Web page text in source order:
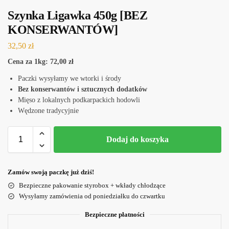
Szynka Ligawka 450g [BEZ
KONSERWANTÓW]
32,50 zł
Cena za 1kg: 72,00 zł
Paczki wysyłamy we wtorki i środy
Bez konserwantów i sztucznych dodatków
Mięso z lokalnych podkarpackich hodowli
Wędzone tradycyjnie
Dodaj do koszyka
Zamów swoją paczkę już dziś!
Bezpieczne pakowanie styrobox + wkłady chłodzące
Wysyłamy zamówienia od poniedziałku do czwartku
Bezpieczne płatności